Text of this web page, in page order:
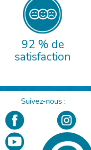
92 % de
satisfaction
Suivez-nous :